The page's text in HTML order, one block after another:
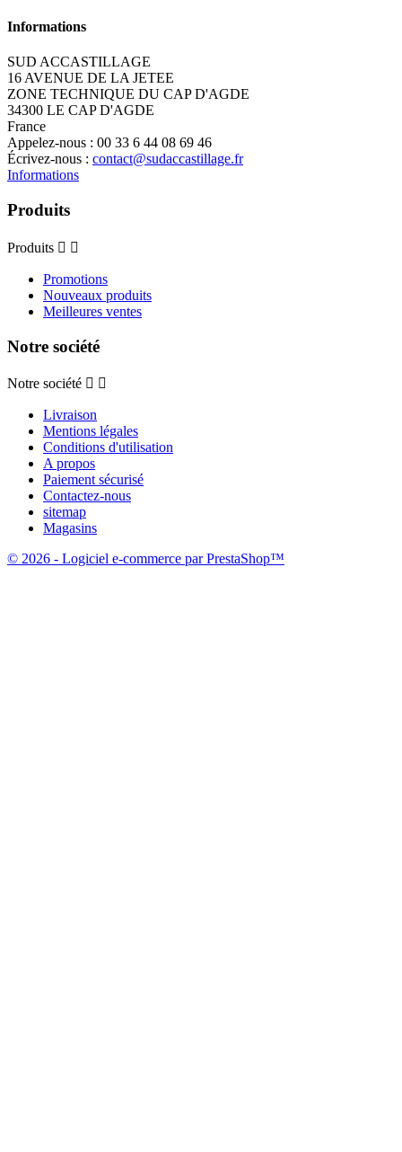
Informations
SUD ACCASTILLAGE
16 AVENUE DE LA JETEE
ZONE TECHNIQUE DU CAP D'AGDE
34300 LE CAP D'AGDE
France
Appelez-nous : 00 33 6 44 08 69 46
Écrivez-nous : contact@sudaccastillage.fr
Informations
Produits
Produits  
Promotions
Nouveaux produits
Meilleures ventes
Notre société
Notre société  
Livraison
Mentions légales
Conditions d'utilisation
A propos
Paiement sécurisé
Contactez-nous
sitemap
Magasins
© 2026 - Logiciel e-commerce par PrestaShop™